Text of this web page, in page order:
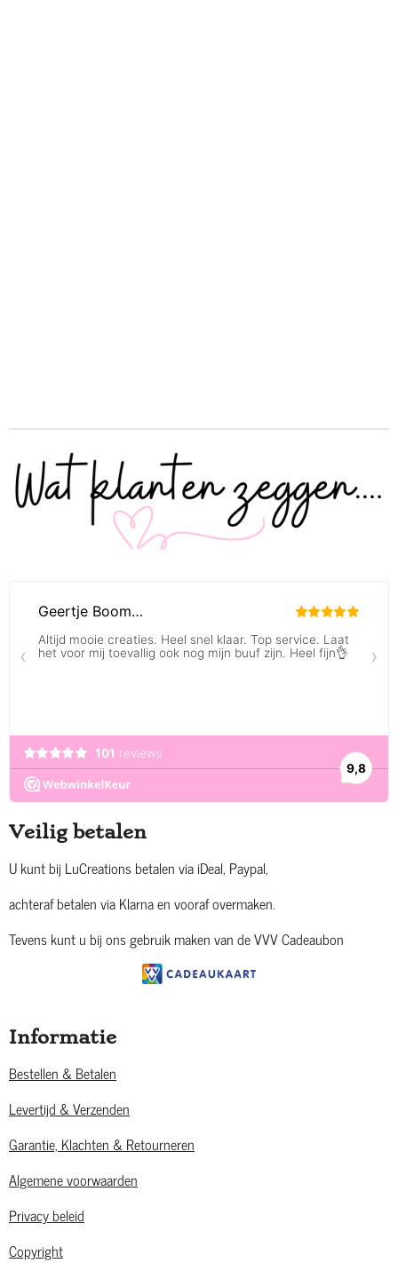
Veilig betalen
U kunt bij LuCreations betalen via iDeal, Paypal,
achteraf betalen via Klarna en vooraf overmaken.
Tevens kunt u bij ons gebruik maken van de VVV Cadeaubon
Informatie
Bestellen & Betalen
Levertijd & Verzenden
Garantie, Klachten & Retourneren
Algemene voorwaarden
Privacy beleid
Copyright